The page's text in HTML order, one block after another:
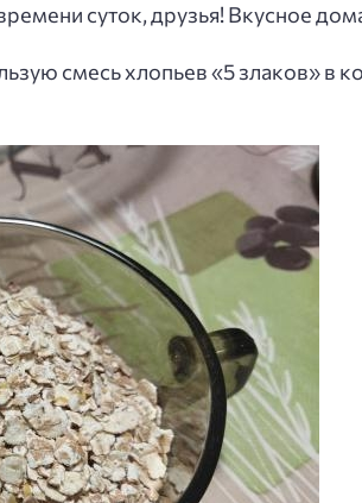
суток, друзья! Вкусное
смесь хлопьев «5 злаков» в